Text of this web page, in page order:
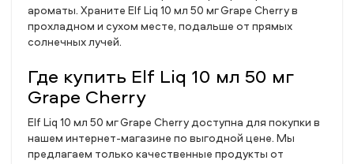
ароматы. Храните Elf Liq 10 мл 50 мг Grape Cherry в
прохладном и сухом месте, подальше от прямых
солнечных лучей.
Где купить Elf Liq 10 мл 50 мг
Grape Cherry
Elf Liq 10 мл 50 мг Grape Cherry доступна для покупки в
нашем интернет-магазине по выгодной цене. Мы
предлагаем только качественные продукты от